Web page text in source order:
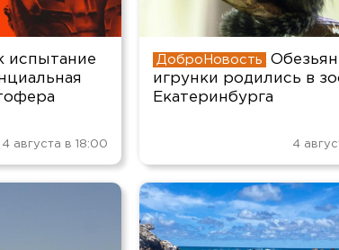
испытание
4 августа в 18:00
игрунки родились в
Екатеринбурга
4